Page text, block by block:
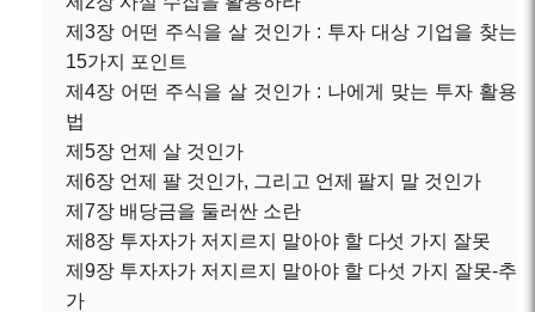
제3장 어떤 주식을 살 것인가 : 투자 대상 기업을 찾는
15가지 포인트
제4장 어떤 주식을 살 것인가 : 나에게 맞는 투자 활용
법
제5장 언제 살 것인가
제6장 언제 팔 것인가, 그리고 언제 팔지 말 것인가
제7장 배당금을 둘러싼 소란
제8장 투자자가 저지르지 말아야 할 다섯 가지 잘못
제9장 투자자가 저지르지 말아야 할 다섯 가지 잘못-추
가